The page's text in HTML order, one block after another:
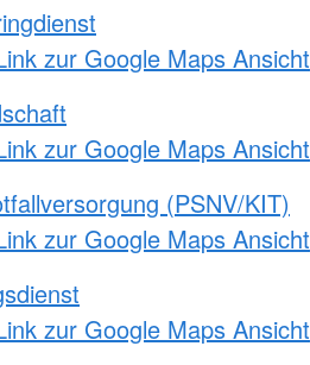
zur Google Maps Ansicht
zur Google Maps Ansicht
(PSNV/KIT)
zur Google Maps Ansicht
zur Google Maps Ansicht